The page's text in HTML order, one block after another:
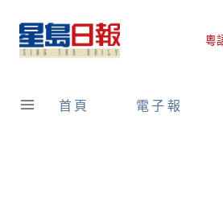
content
粵
首頁 電子報